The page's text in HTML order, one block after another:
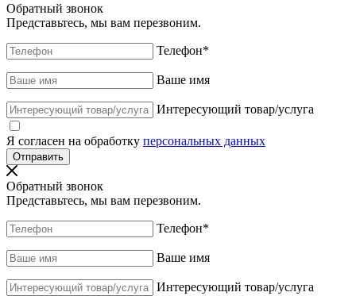
Обратный звонок
Представьтесь, мы вам перезвоним.
Телефон*
Ваше имя
Интересующий товар/услуга
Я согласен на обработку персональных данных
Обратный звонок
Представьтесь, мы вам перезвоним.
Телефон*
Ваше имя
Интересующий товар/услуга